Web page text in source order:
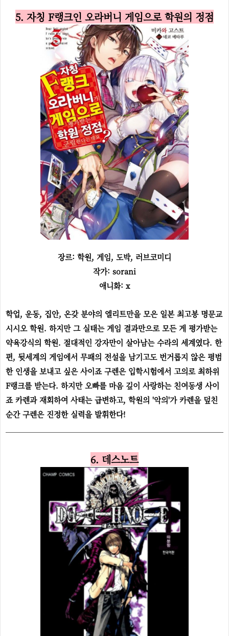
5. 자칭 F랭크인 오라버니 게임으로 학원의 정점
장르: 학원, 게임, 도박, 러브코미디
작가: sorani
애니화: x
학업, 운동, 집안, 온갖 분야의 엘리트만을 모은 일본 최고봉 명문교
시시오 학원. 하지만 그 실태는 게임 결과만으로 모든 게 평가받는
약육강식의 학원. 절대적인 강자만이 살아남는 수라의 세계였다. 한
편, 뒷세계의 게임에서 무패의 전설을 남기고도 번거롭지 않은 평범
한 인생을 보내고 싶은 사이죠 구렌은 입학시험에서 고의로 최하위
F랭크를 받는다. 하지만 오빠를 마음 깊이 사랑하는 친여동생 사이
죠 카렌과 재회하여 사태는 급변하고, 학원의 '악의'가 카렌을 덮친
순간 구렌은 진정한 실력을 발휘한다!
6. 데스노트